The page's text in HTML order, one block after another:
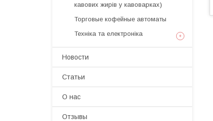
кавових жирів у кавоварках)
Торговые кофейные автоматы
Техніка та електроніка
Новости
Статьи
О нас
Отзывы